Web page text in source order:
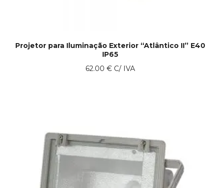
Projetor para Iluminação Exterior “Atlântico II” E40
IP65
62.00 €C/ IVA